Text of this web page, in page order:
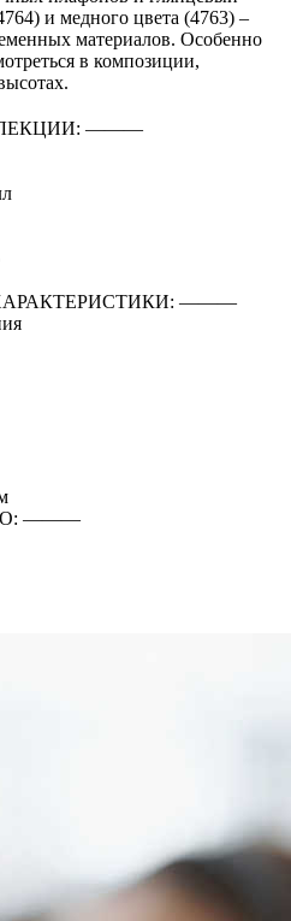
и медного цвета (4763) –
материалов. Особенно
в композиции,
―――
―――
―――